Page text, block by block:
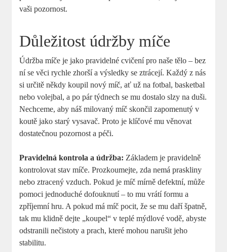
vaši pozornost.
Důležitost údržby míče
Údržba míče je jako pravidelné cvičení pro naše tělo – bez
ní se věci rychle zhorší a výsledky se ztrácejí. Každý z nás
si určitě někdy koupil nový míč, ať už na fotbal, basketbal
nebo volejbal, a po pár týdnech se mu dostalo slzy na duši.
Nechceme, aby náš milovaný míč skončil zapomenutý v
koutě jako starý vysavač. Proto je klíčové mu věnovat
dostatečnou pozornost a péči.
Pravidelná kontrola a údržba: Základem je pravidelně
kontrolovat stav míče. Prozkoumejte, zda nemá praskliny
nebo ztracený vzduch. Pokud je míč mírně defektní, může
pomoci jednoduché dofouknutí – to mu vrátí formu a
zpříjemní hru. A pokud má míč pocit, že se mu daří špatně,
tak mu klidně dejte „koupel“ v teplé mýdlové vodě, abyste
odstranili nečistoty a prach, které mohou narušit jeho
stabilitu.